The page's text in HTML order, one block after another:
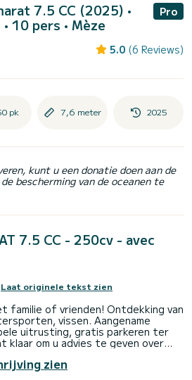
7.5 CC (2025) •
10 pers • Mèze
Pro
5.0 (6 Reviews)
pk 7,6 meter 2025
kunt u een donatie doen aan de
bescherming van de oceanen te
7.5 CC - 250cv - avec
Laat originele tekst zien
familie of vrienden! Ontdekking van
vissen. Aangename
uitrusting, gratis parkeren ter
klaar om u advies te geven over
CAP CAMARAT 7.5 CC met
van 250 pk met elektrische
zien